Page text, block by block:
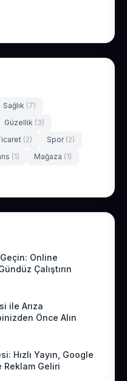
Sağlık (7)
Güzellik (3)
(2) Spor (2)
(1) Mağaza (1)
Online
Çalıştırın
ile Arıza
Önce Alın
Hızlı Yayın, Google
Reklam Geliri